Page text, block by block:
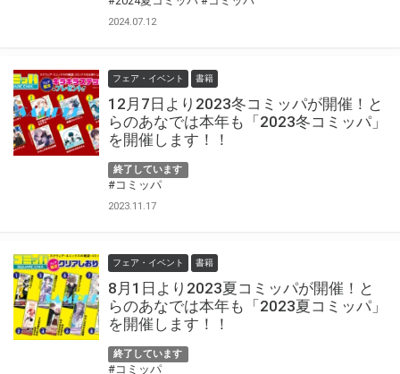
2024.07.12
フェア・イベント 書籍
12月7日より2023冬コミッパが開催！と
らのあなでは本年も「2023冬コミッパ」
を開催します！！
終了しています
#コミッパ
2023.11.17
フェア・イベント 書籍
8月1日より2023夏コミッパが開催！と
らのあなでは本年も「2023夏コミッパ」
を開催します！！
終了しています
#コミッパ